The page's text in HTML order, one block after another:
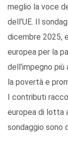
meglio la voce
dell’UE. Il
dicembre 2025,
europea per la
dell’impegno
la povertà e
I contributi
europea di lotta
sondaggio sono